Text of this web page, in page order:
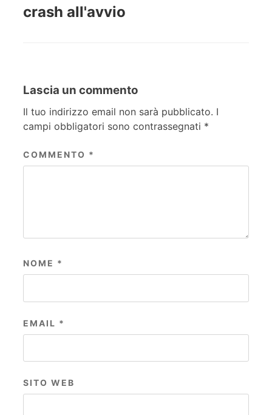
crash all'avvio
Lascia un commento
Il tuo indirizzo email non sarà pubblicato. I
campi obbligatori sono contrassegnati *
COMMENTO *
NOME *
EMAIL *
SITO WEB